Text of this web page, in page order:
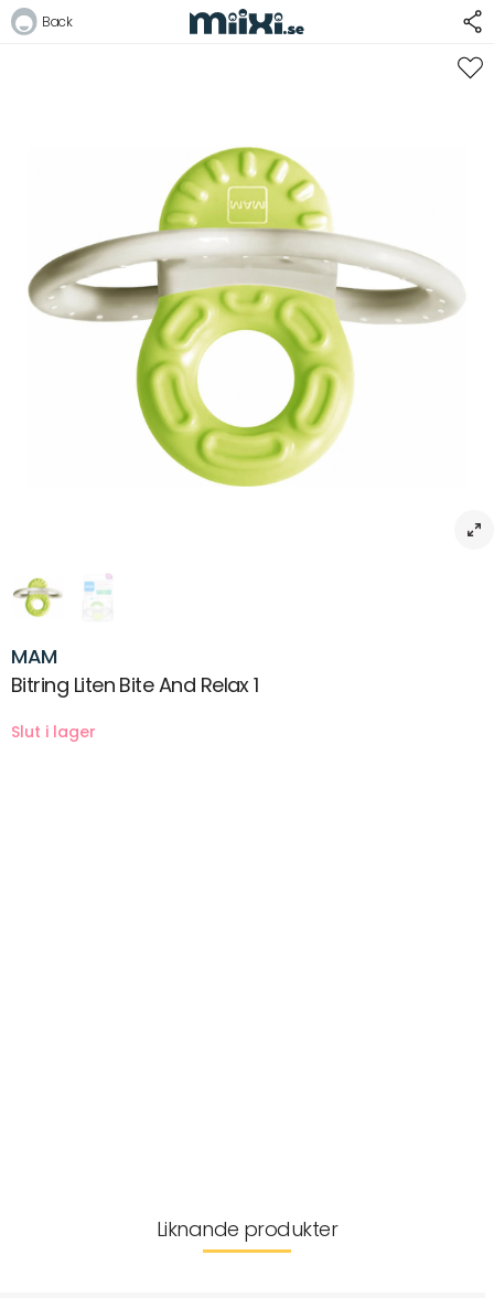
Logga in
Bli medlem i Club Miixi
Glömt ditt lösenord?
Ansök om att bli B2B-kund
Back
MAM
Bitring Liten Bite And Relax 1
Liknande produkter